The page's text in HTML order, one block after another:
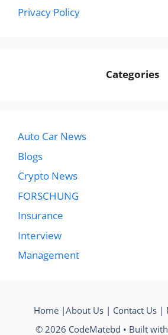
Privacy Policy
Categories
Auto Car News
Blogs
Crypto News
FORSCHUNG
Insurance
Interview
Management
Home|About Us| Contact Us|
© 2026 CodeMatebd • Built with